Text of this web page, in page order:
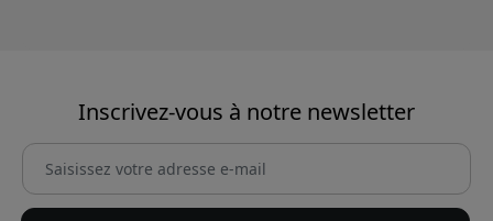
Inscrivez-vous à notre newsletter